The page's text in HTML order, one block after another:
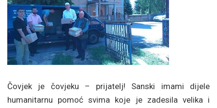
Čovjek je čovjeku – prijatelj! Sanski imami dijele
humanitarnu pomoć svima koje je zadesila velika i